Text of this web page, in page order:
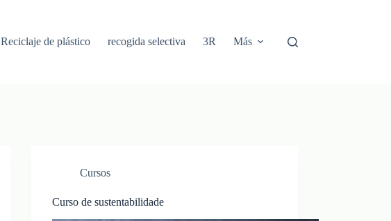
Reciclaje de plástico recogida selectiva 3R Más
Cursos
Curso de sustentabilidade